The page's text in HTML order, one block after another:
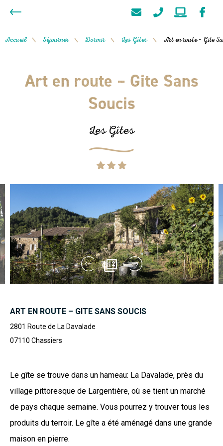
Accueil / Séjourner / Dormir / Les Gîtes / Art en route – Gite
Art en route – Gite Sans
Soucis
Les Gîtes
12
ART EN ROUTE – GITE SANS SOUCIS
2801 Route de La Davalade
07110 Chassiers
Le gîte se trouve dans un hameau: La Davalade, près du
village pittoresque de Largentière, où se tient un marché
de pays chaque semaine. Vous pourrez y trouver tous les
produits du terroir. Le gîte a été aménagé dans une grande
maison en pierre.